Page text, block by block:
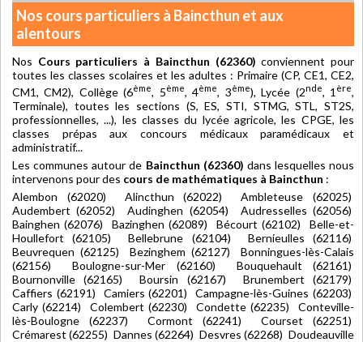
Nos cours particuliers à Baincthun et aux
alentours
Nos Cours particuliers à Baincthun (62360) conviennent pour
toutes les classes scolaires et les adultes : Primaire (CP, CE1, CE2,
CM1, CM2), Collège (6ème, 5ème, 4ème, 3ème), Lycée (2nde, 1 ère,
Terminale), toutes les sections (S, ES, STI, STMG, STL, ST2S,
professionnelles, ...), les classes du lycée agricole, les CPGE, les
classes prépas aux concours médicaux paramédicaux et
administratif...
Les communes autour de Baincthun (62360) dans lesquelles nous
intervenons pour des cours de mathématiques à Baincthun :
Alembon (62020) Alincthun (62022) Ambleteuse (62025)
Audembert (62052) Audinghen (62054) Audresselles (62056)
Bainghen (62076) Bazinghen (62089) Bécourt (62102) Belle-et-
Houllefort (62105) Bellebrune (62104) Bernieulles (62116)
Beuvrequen (62125) Bezinghem (62127) Bonningues-lès-Calais
(62156) Boulogne-sur-Mer (62160) Bouquehault (62161)
Bournonville (62165) Boursin (62167) Brunembert (62179)
Caffiers (62191) Camiers (62201) Campagne-lès-Guines (62203)
Carly (62214) Colembert (62230) Condette (62235) Conteville-
lès-Boulogne (62237) Cormont (62241) Courset (62251)
Crémarest (62255) Dannes (62264) Desvres (62268) Doudeauville